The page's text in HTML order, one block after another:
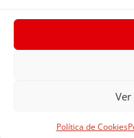
Política de Cookies